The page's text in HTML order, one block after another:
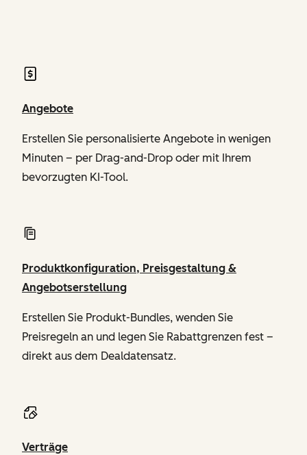
Angebote
Erstellen Sie personalisierte Angebote in wenigen
Minuten – per Drag-and-Drop oder mit Ihrem
bevorzugten KI-Tool.
Produktkonfiguration, Preisgestaltung &
Angebotserstellung
Erstellen Sie Produkt-Bundles, wenden Sie
Preisregeln an und legen Sie Rabattgrenzen fest –
direkt aus dem Dealdatensatz.
Verträge